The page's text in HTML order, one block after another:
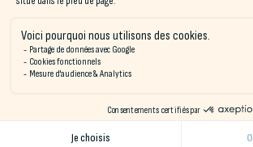
56340 Carnac
Mentions légales
CGV